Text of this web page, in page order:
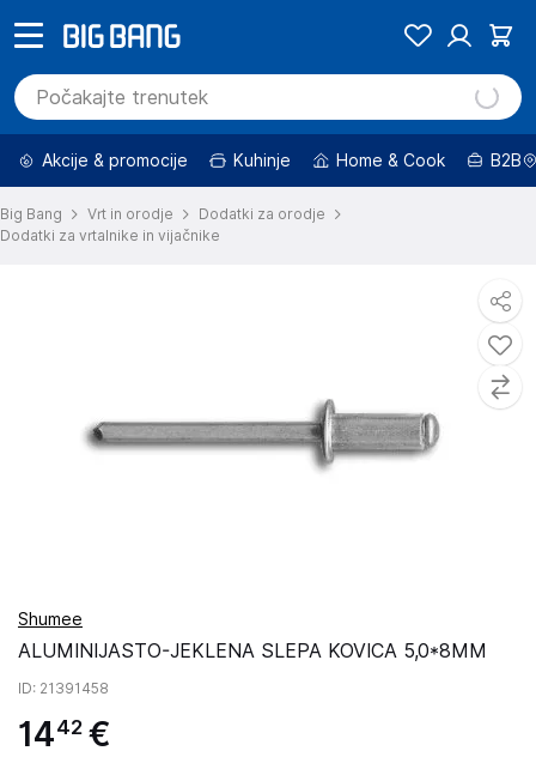
Akcije & promocije Kuhinje Home & Cook B2B
Big Bang Vrt in orodje
Dodatki za orodje
Dodatki za vrtalnike in vijačnike
Shumee
ALUMINIJASTO-JEKLENA SLEPA KOVICA 5,0*8MM
ID: 21391458
1442 €